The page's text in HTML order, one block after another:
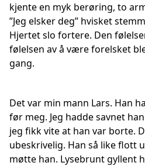
kjente en myk berøring, to
”Jeg elsker deg” hvisket
Hjertet slo fortere. Den
følelsen av å være forelsket
gang.
Det var min mann Lars. Han
før meg. Jeg hadde savnet
jeg fikk vite at han var borte.
ubeskrivelig. Han så like flott
møtte han. Lysebrunt gyllent